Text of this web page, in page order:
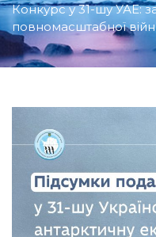
Конкурс у 31-шу УАЕ:
повномасштабної